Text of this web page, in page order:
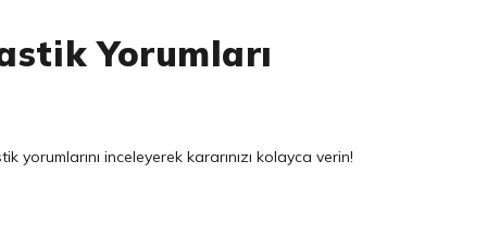
Yorumları
yorumlarını inceleyerek kararınızı kolayca verin!